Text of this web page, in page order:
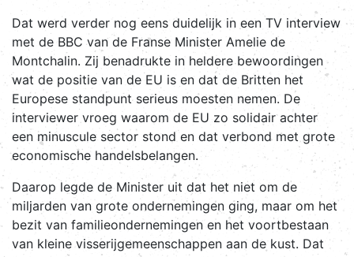
Dat werd verder nog eens duidelijk in een TV interview
met de BBC van de Franse Minister Amelie de
Montchalin. Zij benadrukte in heldere bewoordingen
wat de positie van de EU is en dat de Britten het
Europese standpunt serieus moesten nemen. De
interviewer vroeg waarom de EU zo solidair achter
een minuscule sector stond en dat verbond met grote
economische handelsbelangen.
Daarop legde de Minister uit dat het niet om de
miljarden van grote ondernemingen ging, maar om het
bezit van familieondernemingen en het voortbestaan
van kleine visserijgemeenschappen aan de kust. Dat